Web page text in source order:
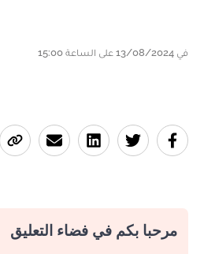
في 13/08/2024 على الساعة 15:00
مرحبا بكم في فضاء التعليق